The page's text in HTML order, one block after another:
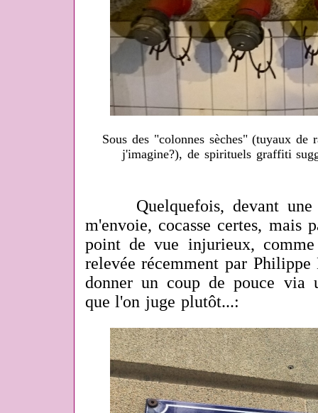
Sous des "colonnes sèches" (tuyaux de
j'imagine?), de spirituels graffiti
Quelquefois, devant une
m'envoie, cocasse certes, mais
point de vue injurieux,
relevée récemment par
donner un coup de pouce via
que l'on juge plutôt...: